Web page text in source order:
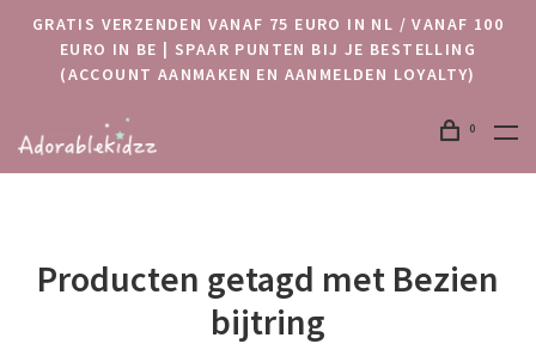
GRATIS VERZENDEN VANAF 75 EURO IN NL / VANAF 100
EURO IN BE | SPAAR PUNTEN BIJ JE BESTELLING
(ACCOUNT AANMAKEN EN AANMELDEN LOYALTY)
0
Producten getagd met Bezien
bijtring